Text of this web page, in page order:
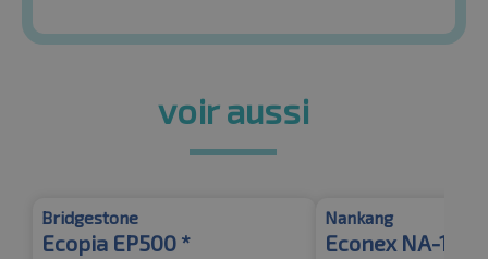
voir aussi
Bridgestone
Ecopia EP500 *
Nankang
Econex NA-1